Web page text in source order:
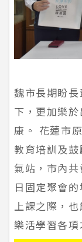
魏市長期盼
下，更加樂
康。 花蓮市
教育培訓及
氣站，市內
日固定聚會
上課之際，
樂活學習各項